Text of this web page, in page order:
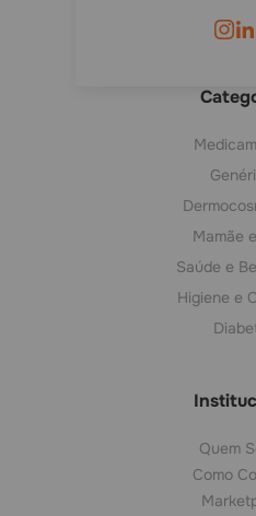
Mamãe
Saúde e
Higiene e
Quem
Como